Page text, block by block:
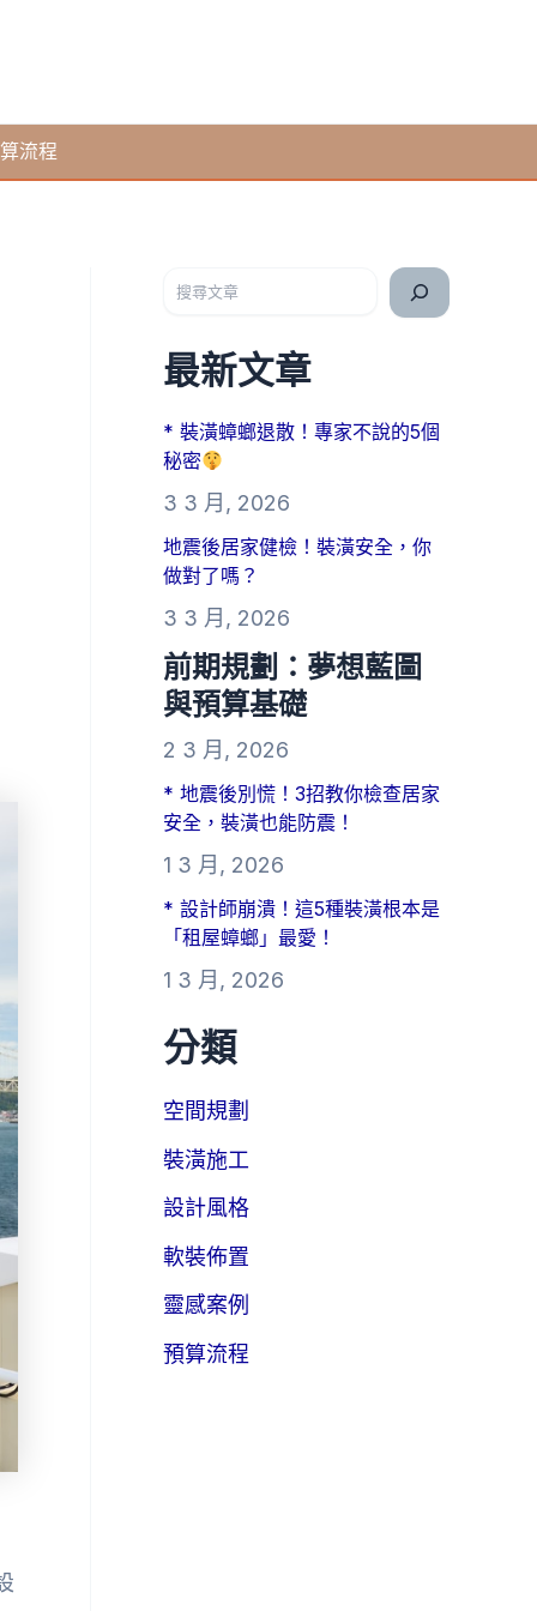
流程
最新文章
* 裝潢蟑螂退散！專家不說的5個
秘密
3 3 月, 2026
地震後居家健檢！裝潢安全，你
做對了嗎？
3 3 月, 2026
前期規劃：夢想藍圖
與預算基礎
2 3 月, 2026
* 地震後別慌！3招教你檢查居家
安全，裝潢也能防震！
1 3 月, 2026
* 設計師崩潰！這5種裝潢根本是
「租屋蟑螂」最愛！
1 3 月, 2026
分類
空間規劃
裝潢施工
設計風格
軟裝佈置
靈感案例
預算流程